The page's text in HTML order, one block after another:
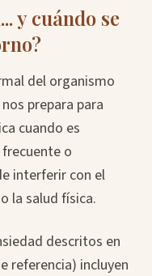
y cuándo se
del organismo
prepara para
cuando es
o
interferir con el
la salud física.
descritos en
referencia) incluyen